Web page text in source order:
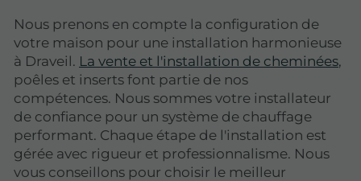
Nous prenons en compte la configuration de
votre maison pour une installation harmonieuse
à Draveil. La vente et l'installation de cheminées,
poêles et inserts font partie de nos
compétences. Nous sommes votre installateur
de confiance pour un système de chauffage
performant. Chaque étape de l'installation est
gérée avec rigueur et professionnalisme. Nous
vous conseillons pour choisir le meilleur